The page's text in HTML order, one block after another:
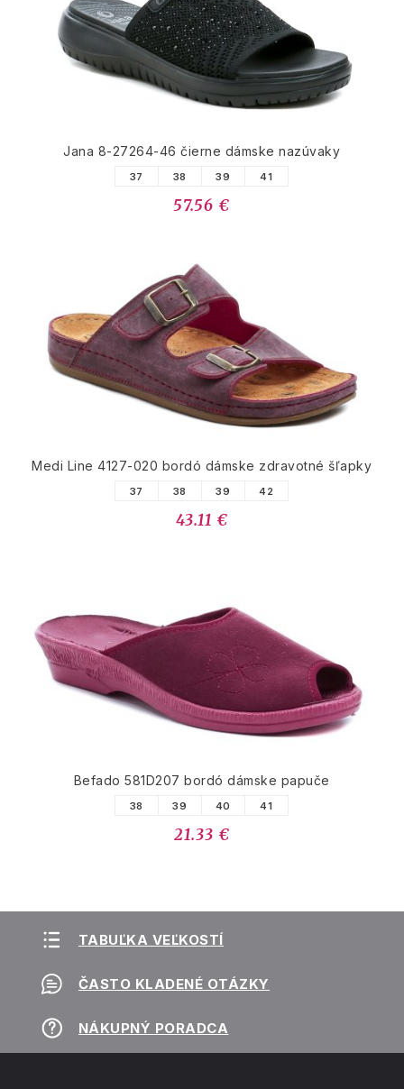
Jana 8-27264-46 čierne dámske nazúvaky
37 38 39 41
57.56 €
Medi Line 4127-020 bordó dámske zdravotné šľapky
37 38 39 42
43.11 €
Befado 581D207 bordó dámske papuče
38 39 40 41
21.33 €
TABUĽKA VEĽKOSTÍ
ČASTO KLADENÉ OTÁZKY
NÁKUPNÝ PORADCA